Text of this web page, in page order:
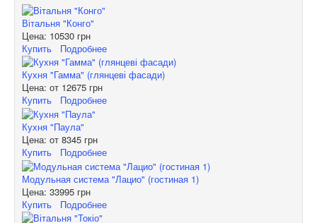
Вітальня "Конго"
Цена: 10530 грн
Купить
Подробнее
Кухня "Гамма" (глянцеві фасади)
Цена: от 12675 грн
Купить
Подробнее
Кухня "Паула"
Цена: от 8345 грн
Купить
Подробнее
Модульная система "Лацио" (гостиная 1)
Цена: 33995 грн
Купить
Подробнее